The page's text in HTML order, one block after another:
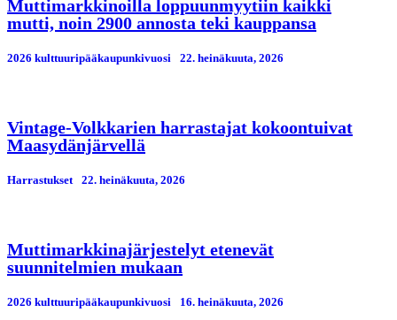
Muttimarkkinoilla loppuunmyytiin kaikki
mutti, noin 2900 annosta teki kauppansa
2026 kulttuuripääkaupunkivuosi 22. heinäkuuta, 2026
Vintage-Volkkarien harrastajat kokoontuivat
Maasydänjärvellä
Harrastukset 22. heinäkuuta, 2026
Muttimarkkinajärjestelyt etenevät
suunnitelmien mukaan
2026 kulttuuripääkaupunkivuosi 16. heinäkuuta, 2026